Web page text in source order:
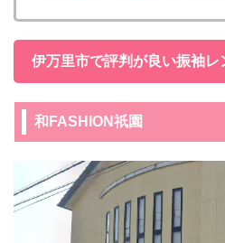
伊万里市で評判が良い振袖レ
和FASHION祇園